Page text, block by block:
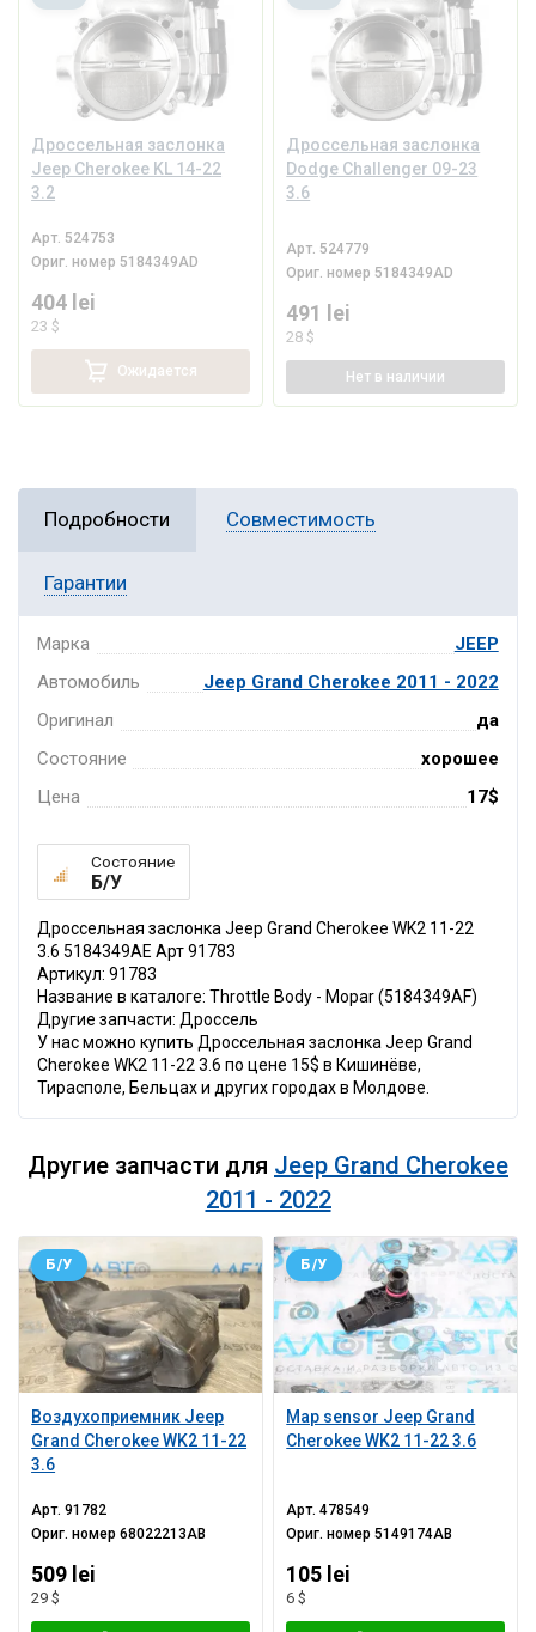
Дроссельная заслонка
Jeep Cherokee KL 14-22
3.2
Арт. 524753
Ориг. номер 5184349AD
404 lei
23 $
Ожидается
Дроссельная заслонка
Dodge Challenger 09-23
3.6
Арт. 524779
Ориг. номер 5184349AD
491 lei
28 $
Нет в наличии
Подробности Совместимость
Гарантии
Марка
JEEP
Автомобиль
Jeep Grand Cherokee 2011 - 2022
Оригинал
да
Состояние
хорошее
Цена
17$
Состояние
Б/У
Дроссельная заслонка Jeep Grand Cherokee WK2 11-22
3.6 5184349AE Арт 91783
Артикул: 91783
Название в каталоге: Throttle Body - Mopar (5184349AF)
Другие запчасти: Дроссель
У нас можно купить Дроссельная заслонка Jeep Grand
Cherokee WK2 11-22 3.6 по цене 15$ в Кишинёве,
Тирасполе, Бельцах и других городах в Молдове.
Другие запчасти для Jeep Grand Cherokee
2011 - 2022
Воздухоприемник Jeep
Grand Cherokee WK2 11-22
3.6
Б/У
Арт.91782
Ориг. номер68022213AB
509 lei
29 $
Map sensor Jeep Grand
Cherokee WK2 11-22 3.6
Б/У
Арт.478549
Ориг. номер5149174AB
105 lei
6 $